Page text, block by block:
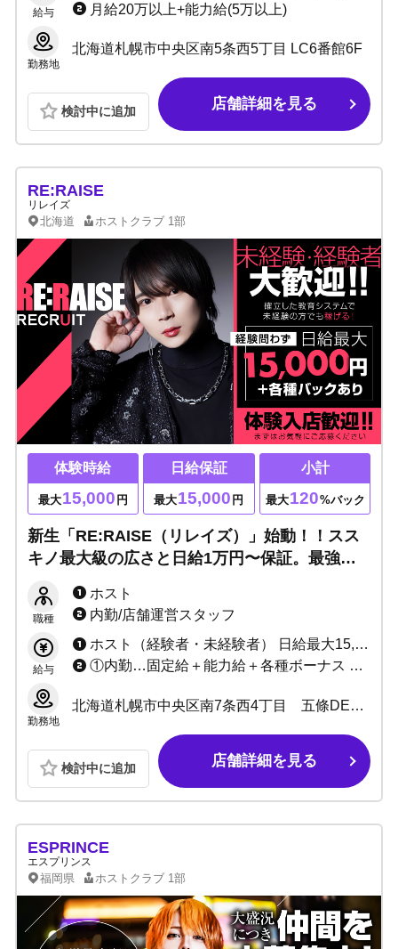
給与
月給20万以上+能力給(5万以上)
勤務地
北海道札幌市中央区南5条西5丁目 LC6番館6F
検討中に追加 店舗詳細を見る
RE:RAISE
リレイズ
北海道 ホストクラブ 1部
体験時給
最大15,000 円
日給保証
最大15,000 円
小計
最大120%バック
新生「RE:RAISE（リレイズ）」始動！！スス
キノ最大級の広さと日給1万円〜保証。最強の
でスターへ！
職種
ホスト
内勤/店舗運営スタッフ
給与
ホスト（経験者・未経験者） 日給最大15,000円+各種バックあり 小計最大120%バックあり ーーーーーー ・未経験者安心の保証制度 ・経験者必見の高額日給or高額歩合 ーーーーーー ▶例/日給1万円×出勤日数＋各種手当＝25万円以上
①内勤…固定給＋能力給＋各種ボーナス ②ヘアスタイリスト…応相談
勤務地
北海道札幌市中央区南7条西4丁目 五條DEUXビル4F
検討中に追加 店舗詳細を見る
ESPRINCE
エスプリンス
福岡県 ホストクラブ 1部